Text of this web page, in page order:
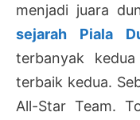
menjadi juara
sejarah Piala
terbanyak
terbaik kedua.
All-Star Team.